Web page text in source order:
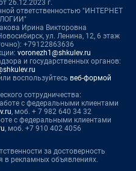
26.12.2023 г.
ответственностью "ИНТЕРНЕТ
Ирина Викторовна
ул. Ленина, 12, 6 этаж
+79122863636
voronezh1@shkulev.ru
и государственных органов:
воспользуйтесь веб-формой
сотрудничества:
с федеральными клиентами
, моб. + 7 982 640 34 32
с федеральными клиентами
, моб. +7 910 402 4056
за достоверность
рекламных объявлениях.